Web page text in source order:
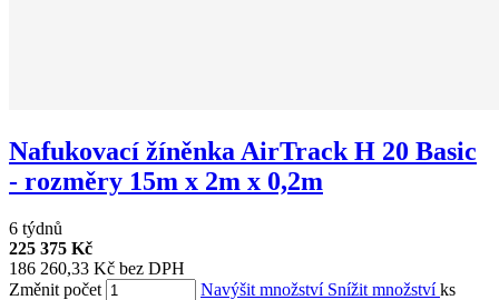
Nafukovací žíněnka AirTrack H 20 Basic
- rozměry 15m x 2m x 0,2m
6 týdnů
225 375 Kč
186 260,33 Kč bez DPH
Změnit počet
Navýšit množství Snížit množstvíks